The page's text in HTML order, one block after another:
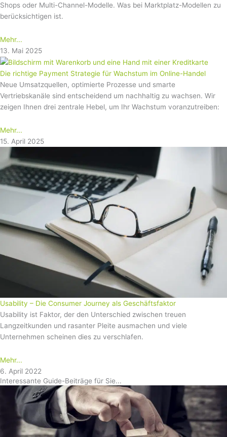
Shops oder Multi-Channel-Modelle. Was bei Marktplatz-Modellen zu
berücksichtigen ist.
Mehr...
13. Mai 2025
Die richtige Payment Strategie für Wachstum im Online-Handel
Neue Umsatzquellen, optimierte Prozesse und smarte
Vertriebskanäle sind entscheidend um nachhaltig zu wachsen. Wir
zeigen Ihnen drei zentrale Hebel, um Ihr Wachstum voranzutreiben:
Mehr...
15. April 2025
Usability – Die Consumer Journey als Geschäftsfaktor
Usability ist Faktor, der den Unterschied zwischen treuen
Langzeitkunden und rasanter Pleite ausmachen und viele
Unternehmen scheinen dies zu verschlafen.
Mehr...
6. April 2022
Interessante Guide-Beiträge für Sie...